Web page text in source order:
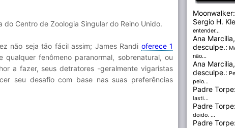
Centro de Zoologia Singular do Reino Unido.
não seja tão fácil assim; James Randi oferece 1
fenômeno paranormal, sobrenatural, ou
a fazer, seus detratores -geralmente vigaristas
seu desafio com base nas suas preferências
Moonwalker:
Sergio H.
entender...
Ana
desculpe.:
não...
Ana
desculpe.:
pelo...
Padre Torpe:
lasti...
Padre Torpe:
doido. ...
Padre Torpe: